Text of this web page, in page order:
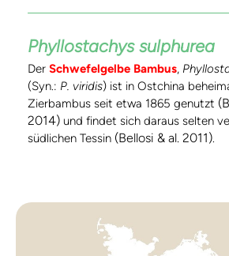
Phyllostachys sulphurea
Der Schwefelgelbe Bambus,
(Syn.: P. viridis) ist in Ostchina
Zierbambus seit etwa 1865 genutzt
2014) und findet sich daraus selten
südlichen Tessin (Bellosi & al. 2011).